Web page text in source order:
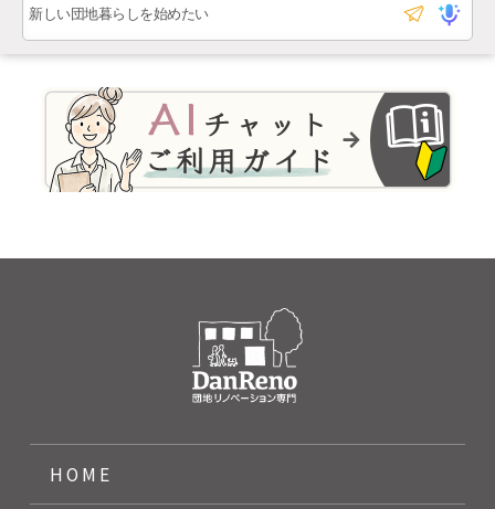
HOME